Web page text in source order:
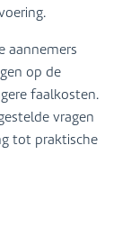
aannemers
op de
faalkosten.
vragen
tot praktische